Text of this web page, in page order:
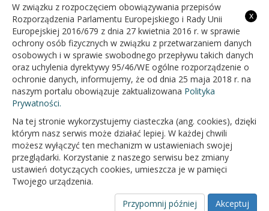
Wt 7:30 - 15:30
Śr 7:30 - 15:30
Czw 7:30 - 15:30
Pt 7:30 - 15:30
OFICJALNY SERWIS INTERNETOWY GMINY BIAŁOPOLE
x
W związku z rozpoczęciem obowiązywania przepisów
Rozporządzenia Parlamentu Europejskiego i Rady Unii
Europejskiej 2016/679 z dnia 27 kwietnia 2016 r. w sprawie
ochrony osób fizycznych w związku z przetwarzaniem danych
osobowych i w sprawie swobodnego przepływu takich danych
oraz uchylenia dyrektywy 95/46/WE ogólne rozporządzenie o
ochronie danych, informujemy, że od dnia 25 maja 2018 r. na
naszym portalu obowiązuje zaktualizowana Polityka
Prywatności.
Na tej stronie wykorzystujemy ciasteczka (ang. cookies), dzięki
którym nasz serwis może działać lepiej. W każdej chwili
możesz wyłączyć ten mechanizm w ustawieniach swojej
przeglądarki. Korzystanie z naszego serwisu bez zmiany
ustawień dotyczących cookies, umieszcza je w pamięci
Twojego urządzenia.
Akceptuj
Przypomnij później